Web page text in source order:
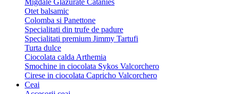
Migdale Glazurate Catanies
Otet balsamic
Colomba si Panettone
Specialitati din trufe de padure
Specialitati premium Jimmy Tartufi
Turta dulce
Ciocolata calda Arthemia
Smochine in ciocolata Sykos Valcorchero
Cirese in ciocolata Capricho Valcorchero
Ceai